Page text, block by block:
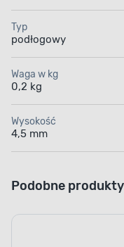
Typ
podłogowy
Waga w kg
0,2 kg
Wysokość
4,5 mm
Podobne produkty